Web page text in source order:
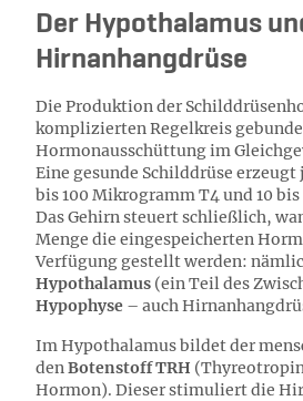
Der Hypothalamus
Hirnanhangdrüse
Die Produktion der
komplizierten Regelkreis
Hormonausschüttung im
Eine gesunde Schilddrüse erzeugt
bis 100 Mikrogramm T4 und 10
Das Gehirn steuert schließlich,
Menge die eingespeicherten
Verfügung gestellt werden:
Hypothalamus (ein Teil des
Hypophyse – auch
Im Hypothalamus bildet der
denBotenstoff TRH
Hormon). Dieser stimuliert die